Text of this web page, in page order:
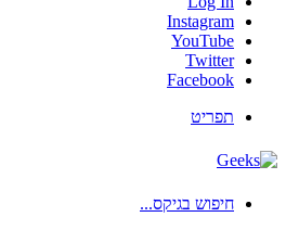
Instagram
YouTube
Twitter
Facebook
תפריט
חיפוש בגיקס...